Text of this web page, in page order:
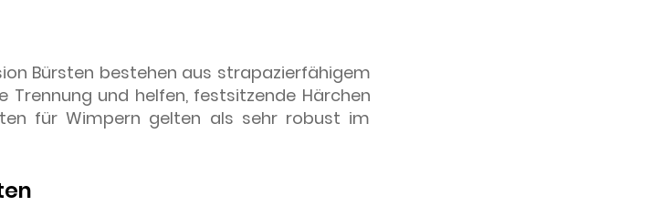
Bürsten bestehen aus strapazierfähigem
Trennung und helfen, festsitzende Härchen
für Wimpern gelten als sehr robust im